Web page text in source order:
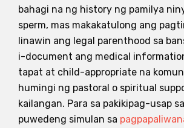
bahagi na ng history ng pamilya
sperm, mas makakatulong ang
linawin ang legal parenthood sa
i-document ang medical
tapat at child-appropriate na
humingi ng pastoral o spiritual
kailangan. Para sa pakikipag-usap
puwedeng simulan sa